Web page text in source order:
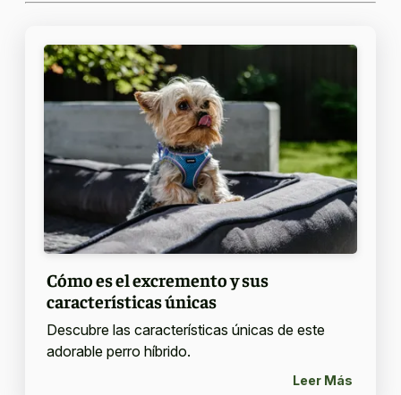
Cómo es el excremento y sus
características únicas
Descubre las características únicas de este
adorable perro híbrido.
Leer Más